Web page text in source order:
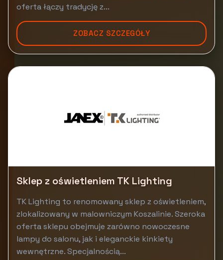
oferta łączy tradycję z...
ZOBACZ SZCZEGÓŁY
Sklep z oświetleniem TK Lighting
TK Lighting to renomowany sklep z oświetleniem,
zlokalizowany w malowniczym Koszalinie. Szeroka
oferta sklepu obejmuje zarówno nowoczesne
lampy do salonu, jak i eleganckie kinkiety
wewnętrzne. Specjalnością...